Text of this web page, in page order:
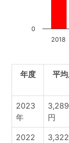
2018
0
年度 平
2023
年
円
2022